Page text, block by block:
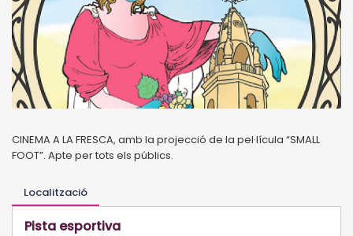
CINEMA A LA FRESCA, amb la projecció de la pel·lícula “SMALL
FOOT”. Apte per tots els públics.
Localització
Pista esportiva